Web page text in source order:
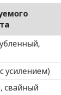
усилением)
свайный